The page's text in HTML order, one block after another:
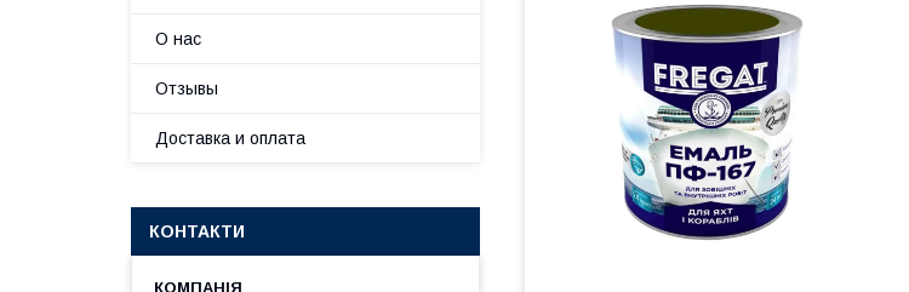
О нас
Отзывы
Доставка и оплата
КОНТАКТИ